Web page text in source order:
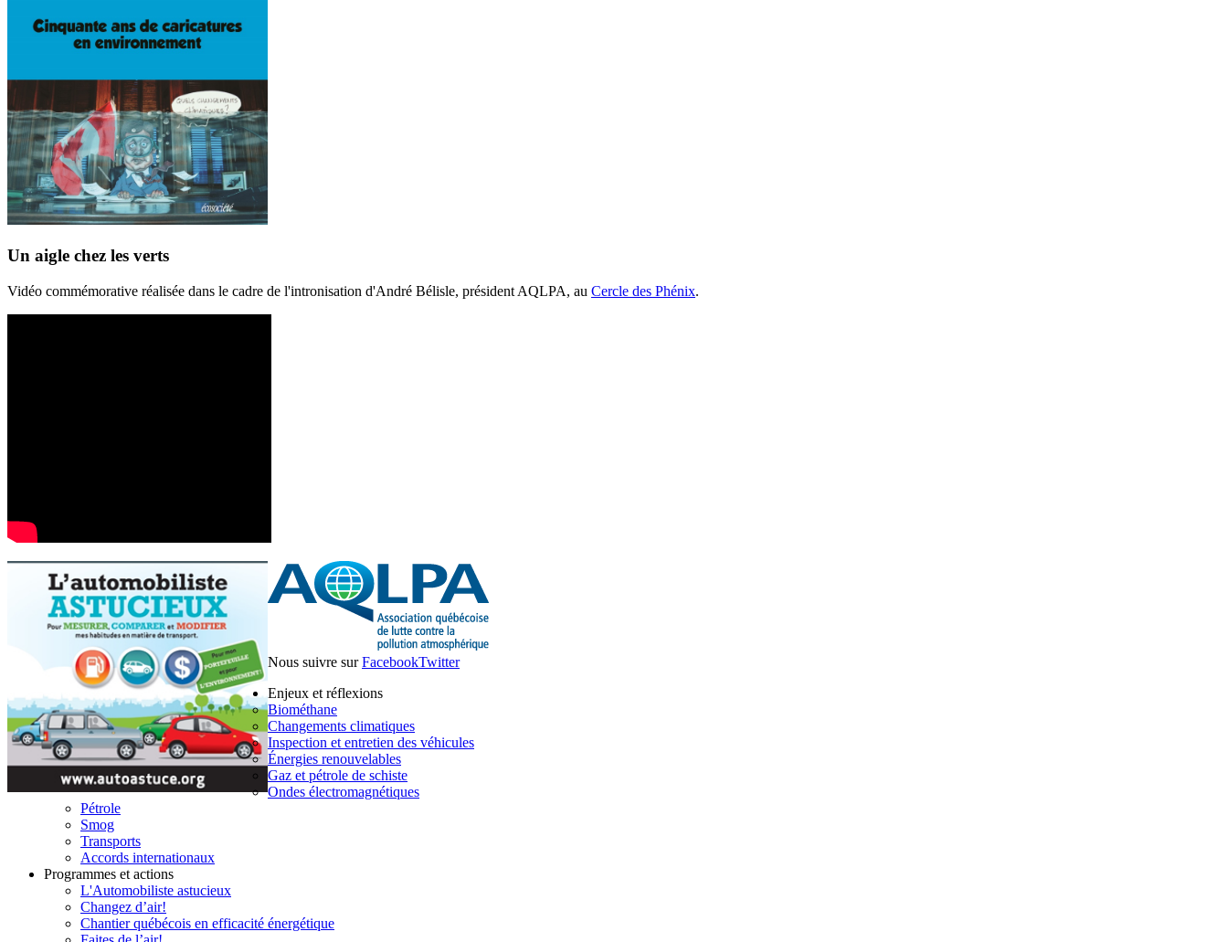
Un aigle chez les verts
Vidéo commémorative réalisée dans le cadre de l'intronisation d'André Bélisle, président AQLPA, au Cercle des Phénix.
Nous suivre surFacebookTwitter
Enjeux et réflexions
Biométhane
Changements climatiques
Inspection et entretien des véhicules
Énergies renouvelables
Gaz et pétrole de schiste
Ondes électromagnétiques
Pétrole
Smog
Transports
Accords internationaux
Programmes et actions
L'Automobiliste astucieux
Changez d’air!
Chantier québécois en efficacité énergétique